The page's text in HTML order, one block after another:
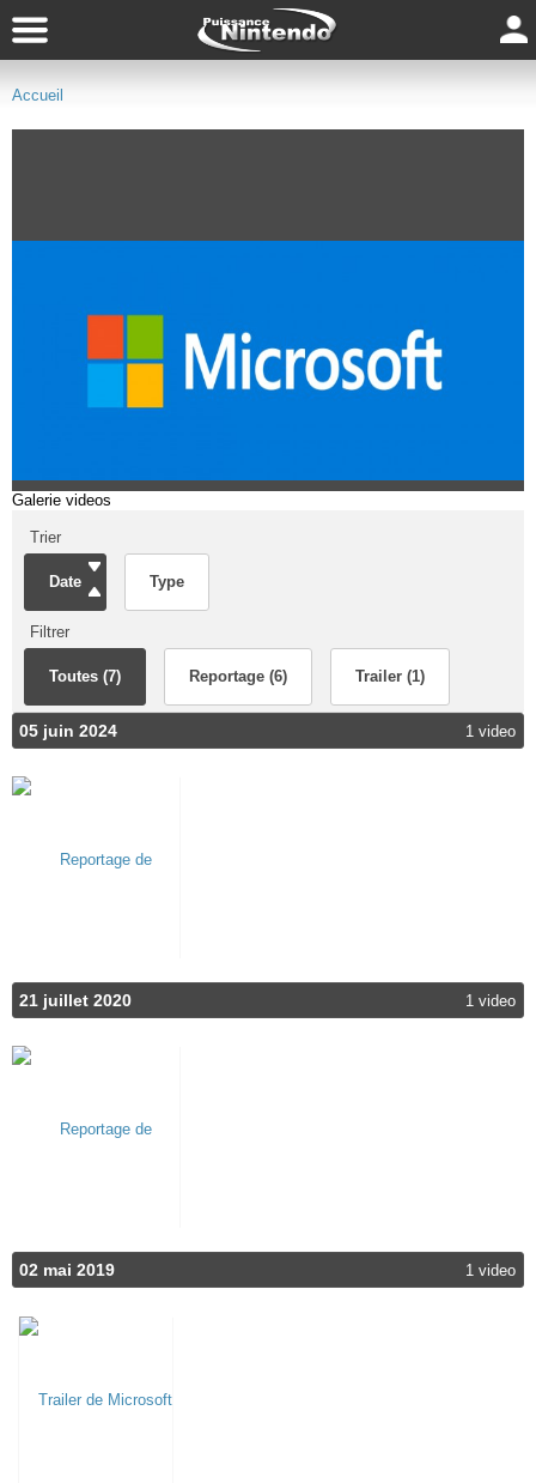
Accueil
Galerie videos
Trier
Date Type
Filtrer
Toutes (7) Reportage (6) Trailer (1)
05 juin 2024 1 video
21 juillet 2020 1 video
02 mai 2019 1 video